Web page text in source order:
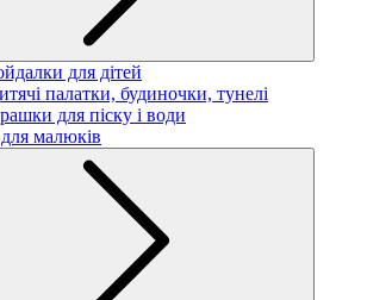
для дітей
палатки, будиночки, тунелі
для піску і води
малюків